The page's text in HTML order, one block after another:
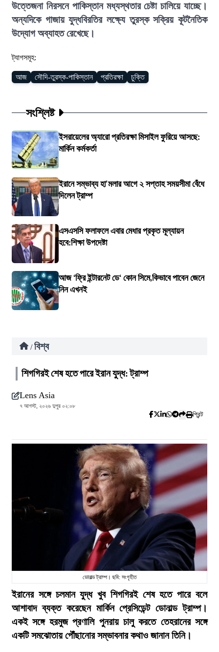
উত্তেজনা নিরসনে পাকিস্তান মধ্যস্থতার চেষ্টা চালিয়ে যাচ্ছে।
অন্যদিকে গাজায় যুদ্ধবিরতির লক্ষ্যে তুরস্ক সক্রিয় কূটনৈতিক
উদ্যোগ অব্যাহত রেখেছে।
ট্যাগসমূহ:
আজ সৌদি-তুরস্ক-পাকিস্তান প্রতিরক্ষা চুক্তি
সংশ্লিষ্ট
ইসরায়েলের অ্যারো প্রতিরক্ষা মিসাইল ফুরিয়ে আসছে:
মার্কিন কর্মকর্তা
ইরানে সম্ভাব্য হা'মলার আগে ২ সপ্তাহ সময়সীমা বেঁধে
দিলেন ট্রাম্প
এসএসসি ফলাফলে এবার মেধার প্রকৃত মূল্যায়ন
হবে:শিক্ষা উপদেষ্টা
আজ ‘ফ্রি ইন্টারনেট ডে‘ কোন সিমে,কিভাবে পাবেন জেনে
নিন এখনই
/ বিশ্ব
শিগগিরই শেষ হতে পারে ইরান যুদ্ধ: ট্রাম্প
Lens Asia
৭ আগস্ট, ২০২৬ দুপুর ০২:০৮
প্রিন্ট
ডোনাল্ড ট্রাম্প। ছবি: সংগৃহীত
ইরানের সঙ্গে চলমান যুদ্ধ খুব শিগগিরই শেষ হতে পারে বলে
আশাবাদ ব্যক্ত করেছেন মার্কিন প্রেসিডেন্ট ডোনাল্ড ট্রাম্প।
একই সঙ্গে হরমুজ প্রণালি পুনরায় চালু করতে তেহরানের সঙ্গে
একটি সমঝোতায় পৌঁছানোর সম্ভাবনার কথাও জানান তিনি।